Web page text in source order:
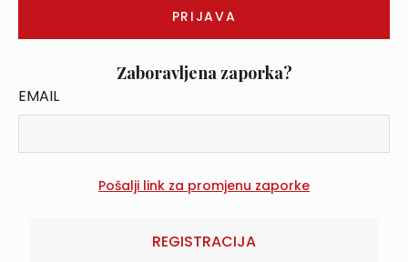
Zaboravljena zaporka?
EMAIL
REGISTRACIJA